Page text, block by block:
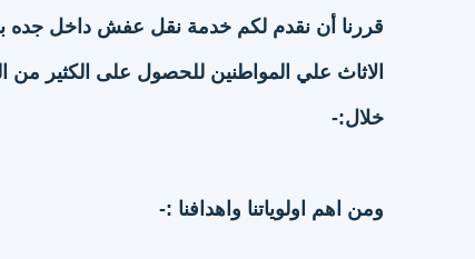
قررنا أن نقدم لكم خدمة نقل عفش داخل جده
الاثاث علي المواطنين للحصول على الكثير
خلال:-
ومن اهم اولوياتنا واهدافنا :-